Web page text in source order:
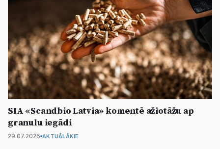
SIA «Scandbio Latvia» komentē ažiotāžu ap
granulu iegādi
29.07.2026 AKTUĀLĀKIE